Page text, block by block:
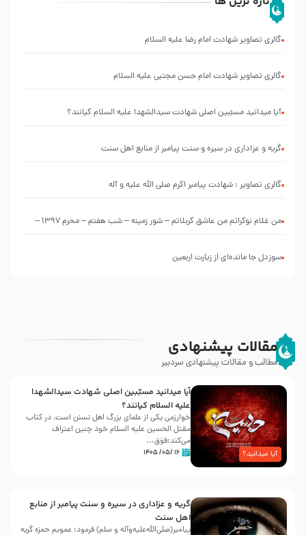
گالری تصاویر شهادت امام رضا علیه السلام
گالری تصاویر شهادت امام حسن مجتبی علیه السلام
آیا میدانید مسبّبین اصلی شهادت سیدالشهدا علیه ‌السلام کیانند؟
گریه و عزاداری در سیره و سنت پیامبر از منابع اهل سنت
گالری تصاویر : شهادت پیامبر اکرم صلی الله علیه و آله
من غلام نوکراتم من عاشق کربلاتم – شور زمینه – شب هفتم – محرم 1397 –
سوزدل جا مانده‌ای از زیارت اربعین
مقالات پیشنهادی
مطالب و مقالات پیشنهادی سردبیر
آیا میدانید؟
آیا میدانید مسبّبین اصلی شهادت سیدالشهدا
علیه ‌السلام کیانند؟
خوارزمی یکی از علمای بزرگ اهل تسنن است، در کتاب
مقتل الحسین علیه ‌السلام خود چنین اعتراف
می‌کند:فوَق...
۱۶ /۰۵/ ۱۴۰۵
گریه و عزاداری در سیره و سنت پیامبر از منابع
اهل سنت
پیامبر(صلی‌الله‌علیه‌وآله و سلم) فرمود: عمویم حمزه گریه